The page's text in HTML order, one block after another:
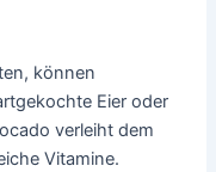
können
Eier oder
verleiht dem
Vitamine.